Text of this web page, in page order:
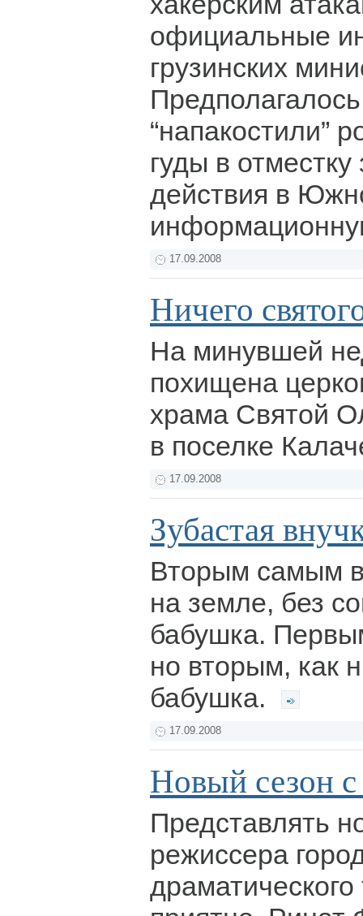
официальные
грузинских
“напакостили”
гуды в
действия в
17.09.2008
Ничего
На минувшей
похищена
храма Святой
в поселке
17.09.2008
Зубастая
Вторым самым
на земле, без
бабушка.
но вторым, как
бабушка.
17.09.2008
Новый сезон
Представлять
режиссера
драматического